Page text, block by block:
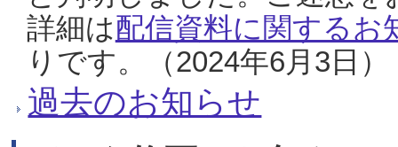
詳細は配信資料に関するお
りです。（2024年6月3日）
過去のお知らせ